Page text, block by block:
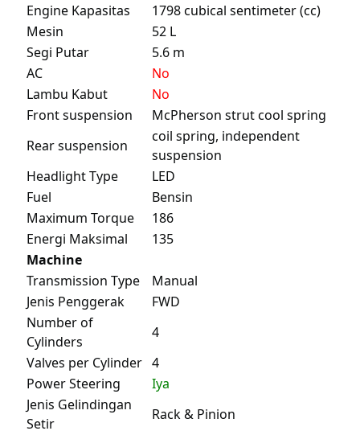
Engine Kapasitas
1798 cubical sentimeter (cc)
Mesin
52 L
Segi Putar
5.6 m
AC
No
Lambu Kabut
No
Front suspension
McPherson strut cool spring
Rear suspension
coil spring, independent
suspension
Headlight Type
LED
Fuel
Bensin
Maximum Torque
186
Energi Maksimal
135
Machine
Transmission Type
Manual
Jenis Penggerak
FWD
Number of
Cylinders
4
Valves per Cylinder 4
Power Steering
Iya
Jenis Gelindingan
Setir
Rack & Pinion